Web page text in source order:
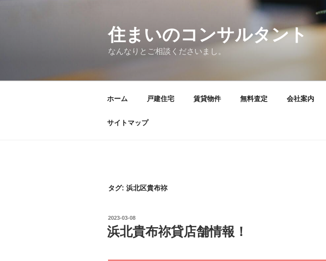
住まいのコンサルタント
なんなりとご相談くださいまし。
ホーム 戸建住宅 賃貸物件 無料査定 会社案内
サイトマップ
タグ: 浜北区貴布祢
投
稿
日:
2023-03-08
浜北貴布祢貸店舗情報！